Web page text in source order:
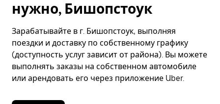
нужно, Бишопстоук
Зарабатывайте в г. Бишопстоук, выполняя
поездки и доставку по собственному графику
(доступность услуг зависит от района). Вы можете
выполнять заказы на собственном автомобиле
или арендовать его через приложение Uber.